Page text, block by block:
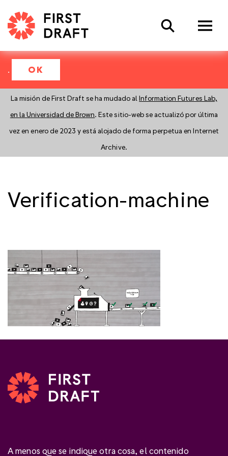
. OK
La misión de First Draft se ha mudado alInformation Futures Lab,
en la Universidad de Brown. Este sitio-web se actualizó por última
vez en enero de 2023 y está alojado de forma perpetua en Internet
Archive.
Search
Verification-machine
A menos que se indique otra cosa, el contenido